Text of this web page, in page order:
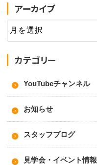
アーカイブ
カテゴリー
YouTubeチャンネル
お知らせ
スタッフブログ
見学会・イベント情報